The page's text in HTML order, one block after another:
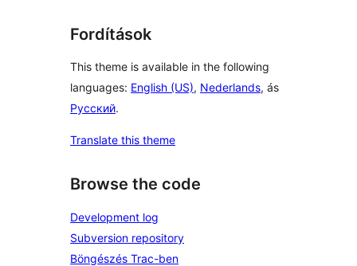
Fordítások
This theme is available in the following
languages: English (US), Nederlands, ás
Русский.
Translate this theme
Browse the code
Development log
Subversion repository
Böngészés Trac-ben